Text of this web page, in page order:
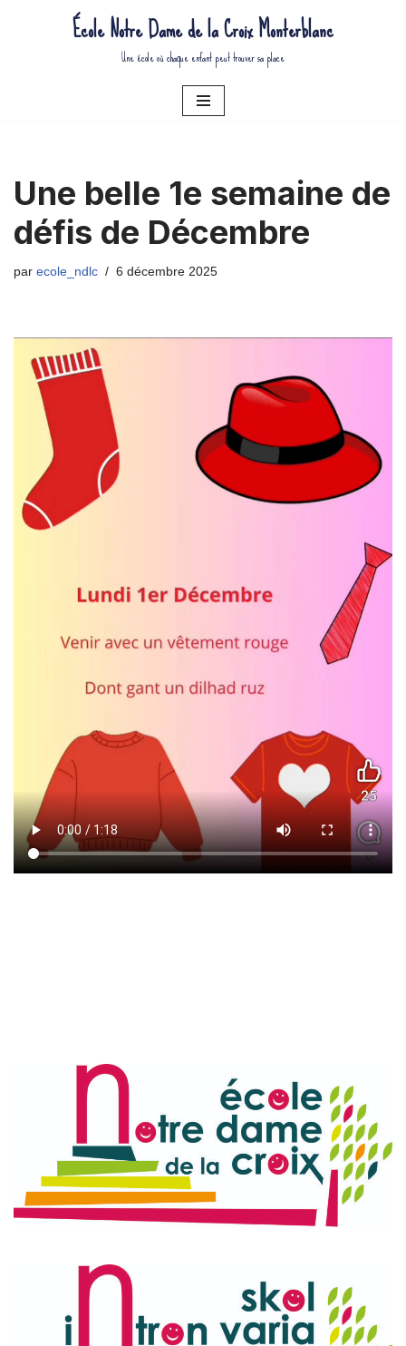
École Notre Dame de la Croix Monterblanc
Une école où chaque enfant peut trouver sa place
Une belle 1e semaine de
défis de Décembre
par ecole_ndlc 6 décembre 2025